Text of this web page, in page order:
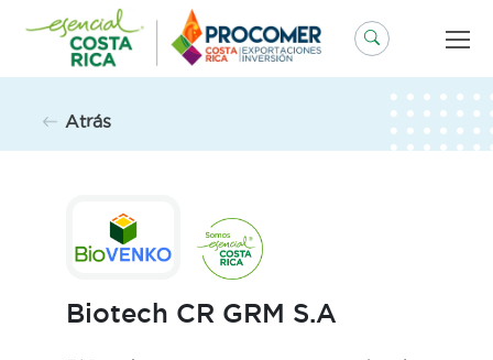
contenido
Atrás
Biotech CR GRM S.A